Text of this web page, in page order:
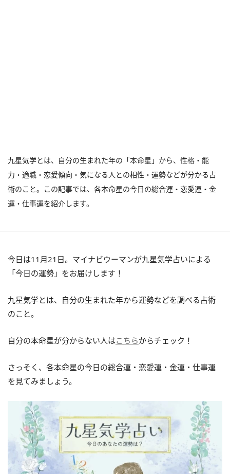
九星気学とは、自分の生まれた年の「本命星」から、性格・能
力・適職・恋愛傾向・気になる人との相性・運勢などが分かる占
術のこと。この記事では、各本命星の今日の総合運・恋愛運・金
運・仕事運を紹介します。
今日は11月21日。マイナビウーマンが九星気学占いによる
「今日の運勢」をお届けします！
九星気学とは、自分の生まれた年から運勢などを調べる占術
のこと。
自分の本命星が分からない人はこちらからチェック！
さっそく、各本命星の今日の総合運・恋愛運・金運・仕事運
を見てみましょう。